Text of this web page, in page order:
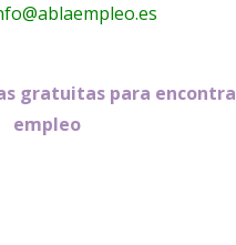
gratuitas para
empleo